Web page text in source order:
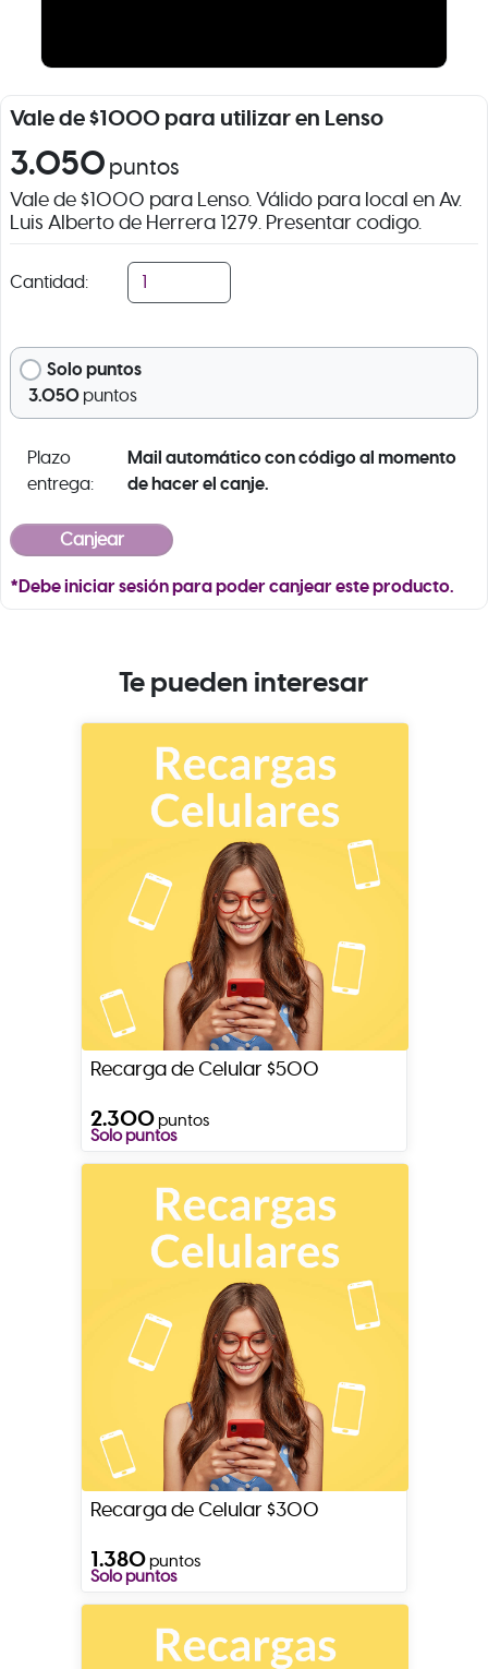
Vale de $1000 para utilizar en Lenso
3.050 puntos
Vale de $1000 para Lenso. Válido para local en Av.
Luis Alberto de Herrera 1279. Presentar codigo.
Cantidad:
Solo puntos
3.050 puntos
Plazo
entrega:
Mail automático con código al momento
de hacer el canje.
*Debe iniciar sesión para poder canjear este producto.
Te pueden interesar
Recarga de Celular $500
2.300puntos
Solo puntos
Recarga de Celular $300
1.380puntos
Solo puntos